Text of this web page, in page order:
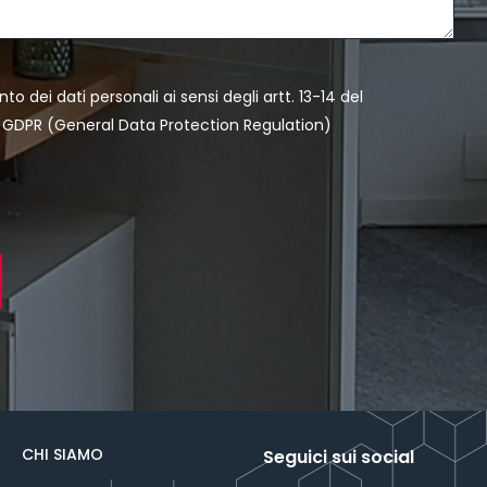
dei dati personali ai sensi degli artt. 13-14 del
(General Data Protection Regulation)
CHI SIAMO Seguici sui social